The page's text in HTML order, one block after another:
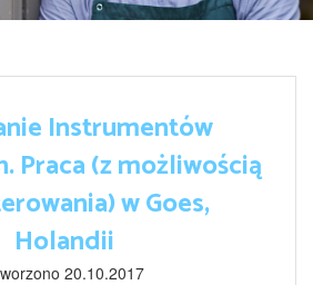
Instrumentów
Praca (z możliwością
w Goes,
Holandii
20.10.2017